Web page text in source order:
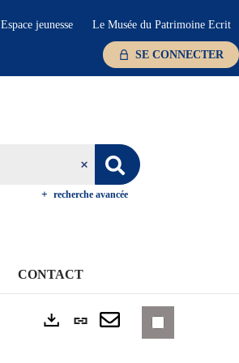
Espace jeunesse Le Musée du Patrimoine Ecrit
SE CONNECTER
recherche avancée
CONTACT
Lien